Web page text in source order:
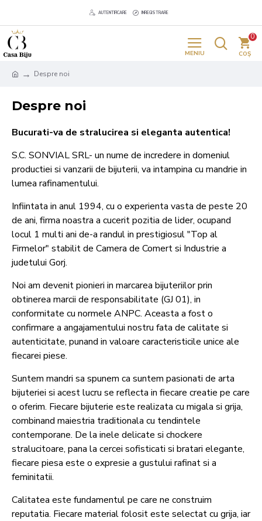
AUTENTIFICARE INREGISTRARE
0
Despre noi
Despre noi
Bucurati-va de stralucirea si eleganta autentica!
S.C. SONVIAL SRL- un nume de incredere in domeniul
productiei si vanzarii de bijuterii, va intampina cu mandrie in
lumea rafinamentului.
Infiintata in anul 1994, cu o experienta vasta de peste 20
de ani, firma noastra a cucerit pozitia de lider, ocupand
locul 1 multi ani de-a randul in prestigiosul "Top al
Firmelor" stabilit de Camera de Comert si Industrie a
judetului Gorj.
Noi am devenit pionieri in marcarea bijuteriilor prin
obtinerea marcii de responsabilitate (GJ 01), in
conformitate cu normele ANPC. Aceasta a fost o
confirmare a angajamentului nostru fata de calitate si
autenticitate, punand in valoare caracteristicile unice ale
fiecarei piese.
Suntem mandri sa spunem ca suntem pasionati de arta
bijuteriei si acest lucru se reflecta in fiecare creatie pe care
o oferim. Fiecare bijuterie este realizata cu migala si grija,
combinand maiestria traditionala cu tendintele
contemporane. De la inele delicate si chockere
stralucitoare, pana la cercei sofisticati si bratari elegante,
fiecare piesa este o expresie a gustului rafinat si a
feminitatii.
Calitatea este fundamentul pe care ne construim
reputatia. Fiecare material folosit este selectat cu grija, iar